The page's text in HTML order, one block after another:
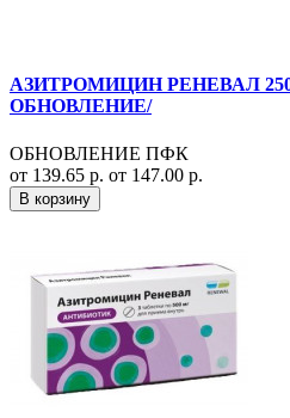
АЗИТРОМИЦИН РЕНЕВАЛ
ОБНОВЛЕНИЕ/
ОБНОВЛЕНИЕ ПФК
от 139.65 р. от 147.00 р.
В корзину